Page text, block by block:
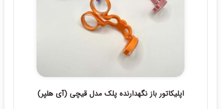
اپلیکاتور باز نگهدارنده پلک مدل قیچی (آی هلپر)